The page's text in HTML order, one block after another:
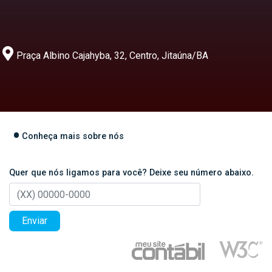
Praça Albino Cajahyba, 32, Centro, Jitaúna/BA
Conheça mais sobre nós
Quer que nós ligamos para você? Deixe seu número abaixo.
Enviar